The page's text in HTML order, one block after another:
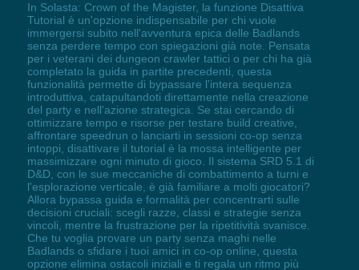
In Solasta: Crown of the Magister, la funzione Disattiva
Tutorial è un'opzione indispensabile per chi vuole
immergersi subito nell'avventura epica delle Badlands
senza perdere tempo con spiegazioni già note. Pensata
per i veterani dei dungeon crawler tattici o per chi ha già
completato la guida in partite precedenti, questa
funzionalità permette di bypassare l'intera sequenza
introduttiva, catapultandoti direttamente nella creazione
del party e nell'azione strategica. Se stai cercando di
ottimizzare tempo e risorse per testare build creative,
affrontare speedrun o lanciarti in sessioni co-op senza
intoppi, disattivare il tutorial è la mossa intelligente per
massimizzare ogni minuto di gioco. Il sistema SRD 5.1 di
D&D, con le sue meccaniche di combattimento a turni e
l'esplorazione verticale, è già familiare a molti giocatori?
Allora bypassa guida e formalità per concentrarti sulle
decisioni cruciali: scegli razze, classi e strategie senza
vincoli, mentre la frustrazione per la ripetitività svanisce.
Che tu voglia provare un party senza maghi nelle
Badlands o sfidare i tuoi amici in co-op online, questa
opzione elimina ostacoli iniziali e ti regala un ritmo più